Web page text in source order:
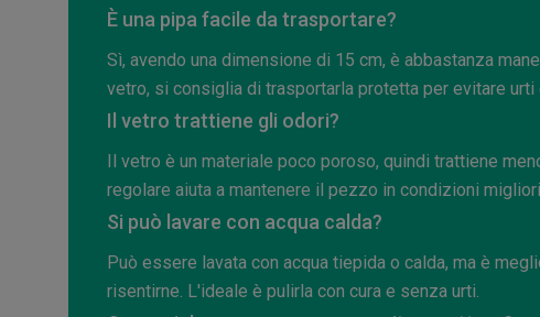
È una pipa facile da trasportare?
Sì, avendo una dimensione di 15 cm, è abbastanza
vetro, si consiglia di trasportarla protetta per evitare urti
Il vetro trattiene gli odori?
Il vetro è un materiale poco poroso, quindi trattiene
regolare aiuta a mantenere il pezzo in condizioni
Si può lavare con acqua calda?
Può essere lavata con acqua tiepida o calda, ma è
risentirne. L'ideale è pulirla con cura e senza urti.